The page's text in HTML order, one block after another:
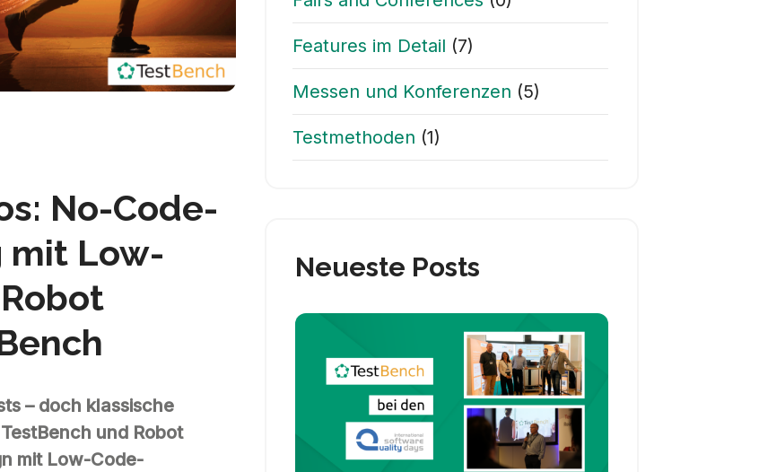
No-Code-
mit Low-
– doch klassische
und Robot
mit Low-Code-
Features im Detail (7)
Messen und Konferenzen (5)
Testmethoden (1)
Neueste Posts